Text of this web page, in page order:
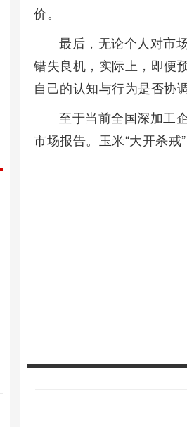
价。
最后，无论个人对市
错失良机，实际上，即便
自己的认知与行为是否协调
至于当前全国深加工
市场报告。玉米“大开杀戒